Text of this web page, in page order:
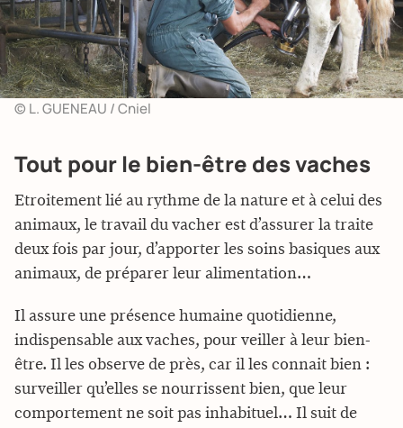
© L. GUENEAU / Cniel
Tout pour le bien-être des vaches
Etroitement lié au rythme de la nature et à celui des
animaux, le travail du vacher est d’assurer la traite
deux fois par jour, d’apporter les soins basiques aux
animaux, de préparer leur alimentation…
Il assure une présence humaine quotidienne,
indispensable aux vaches, pour veiller à leur bien-
être. Il les observe de près, car il les connait bien :
surveiller qu’elles se nourrissent bien, que leur
comportement ne soit pas inhabituel… Il suit de